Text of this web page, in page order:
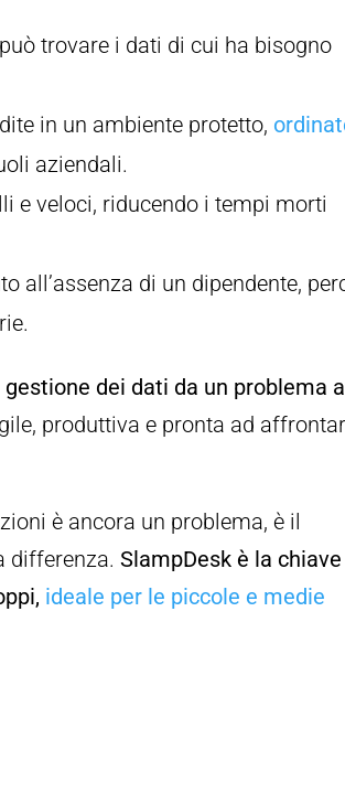
trovare i dati di cui ha bisogno
in un ambiente protetto,
aziendali.
e veloci, riducendo i tempi morti
all’assenza di un dipendente,
dei dati da un problema
produttiva e pronta ad
è ancora un problema, è il
differenza.SlampDesk è la chiave
ideale per le piccole e medie